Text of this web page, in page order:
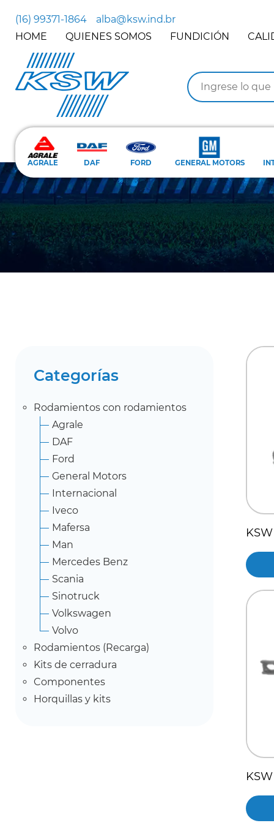
(16) 99371-1864
alba@ksw.ind.br
HOME
QUIENES SOMOS FUNDICIÓN
AGRALE DAF FORD GENERAL MOTORS
Categorías
Rodamientos con rodamientos
Agrale
DAF
Ford
General Motors
Internacional
Iveco
Mafersa
Man
Mercedes Benz
Scania
Sinotruck
Volkswagen
Volvo
Rodamientos (Recarga)
Kits de cerradura
Componentes
Horquillas y kits